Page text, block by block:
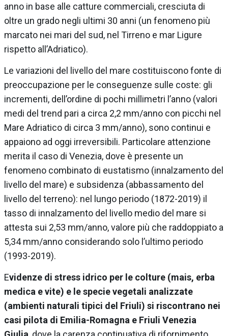
anno in base alle catture commerciali, cresciuta di
oltre un grado negli ultimi 30 anni (un fenomeno più
marcato nei mari del sud, nel Tirreno e mar Ligure
rispetto all’Adriatico).
Le variazioni del livello del mare costituiscono fonte di
preoccupazione per le conseguenze sulle coste: gli
incrementi, dell’ordine di pochi millimetri l’anno (valori
medi del trend pari a circa 2,2 mm/anno con picchi nel
Mare Adriatico di circa 3 mm/anno), sono continui e
appaiono ad oggi irreversibili. Particolare attenzione
merita il caso di Venezia, dove è presente un
fenomeno combinato di eustatismo (innalzamento del
livello del mare) e subsidenza (abbassamento del
livello del terreno): nel lungo periodo (1872-2019) il
tasso di innalzamento del livello medio del mare si
attesta sui 2,53 mm/anno, valore più che raddoppiato a
5,34 mm/anno considerando solo l’ultimo periodo
(1993-2019).
Evidenze di stress idrico per le colture (mais, erba
medica e vite) e le specie vegetali analizzate
(ambienti naturali tipici del Friuli) si riscontrano nei
casi pilota di Emilia-Romagna e Friuli Venezia